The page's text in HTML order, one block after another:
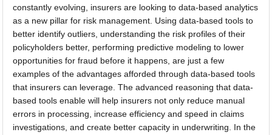
constantly evolving, insurers are looking to data-based analytics
as a new pillar for risk management. Using data-based tools to
better identify outliers, understanding the risk profiles of their
policyholders better, performing predictive modeling to lower
opportunities for fraud before it happens, are just a few
examples of the advantages afforded through data-based tools
that insurers can leverage. The advanced reasoning that data-
based tools enable will help insurers not only reduce manual
errors in processing, increase efficiency and speed in claims
investigations, and create better capacity in underwriting. In the